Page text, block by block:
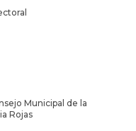
Municipal de la
Rojas